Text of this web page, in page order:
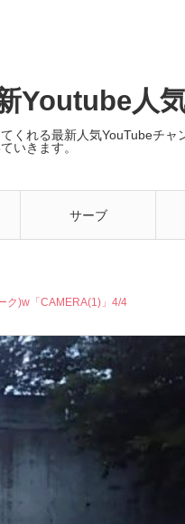
人
れる最新人気YouTubeチ
いきます。
サーブ
ク)w「CAMERA(1)」4/4